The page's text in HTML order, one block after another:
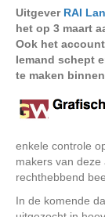
Uitgever RAI
het op 3 maart
Ook het
Iemand schept
te maken
enkele controle
makers van
rechthebbend
In de komende